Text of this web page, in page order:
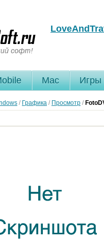
Mac Игры
/ Графика / Просмотр /